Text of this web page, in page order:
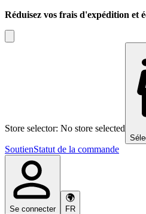
Réduisez vos frais d'expédition et
Store selector: No store selected
SoutienStatut de la commande
Se connecter FR